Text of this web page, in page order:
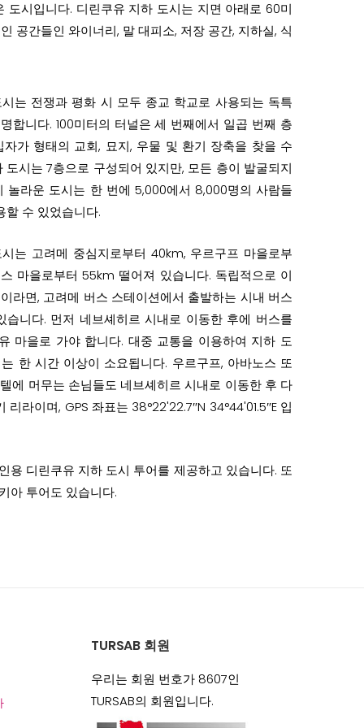
시입니다. 디린쿠유 지하 도시는 지면 아래로 60미
공간들인 와이너리, 말 대피소, 저장 공간, 지하실, 식
는 전쟁과 평화 시 모두 종교 학교로 사용되는 독특
합니다. 100미터의 터널은 세 번째에서 일곱 번째 층
자가 형태의 교회, 묘지, 우물 및 환기 장축을 찾을 수
도시는 7층으로 구성되어 있지만, 모든 층이 발굴되지
놀라운 도시는 한 번에 5,000에서 8,000명의 사람들
할 수 있었습니다.
는 고려메 중심지로부터 40km, 우르구프 마을로부
마을로부터 55km 떨어져 있습니다. 독립적으로 이
라면, 고려메 버스 스테이션에서 출발하는 시내 버스
습니다. 먼저 네브셰히르 시내로 이동한 후에 버스를
마을로 가야 합니다. 대중 교통을 이용하여 지하 도
한 시간 이상이 소요됩니다. 우르구프, 아바노스 또
에 머무는 손님들도 네브셰히르 시내로 이동한 후 다
라이며, GPS 좌표는 38°22'22.7″N 34°44'01.5″E 입
디린쿠유 지하 도시 투어를 제공하고 있습니다. 또
아 투어도 있습니다.
TURSAB 회원
우리는 회원 번호가 8607인
TURSAB의 회원입니다.